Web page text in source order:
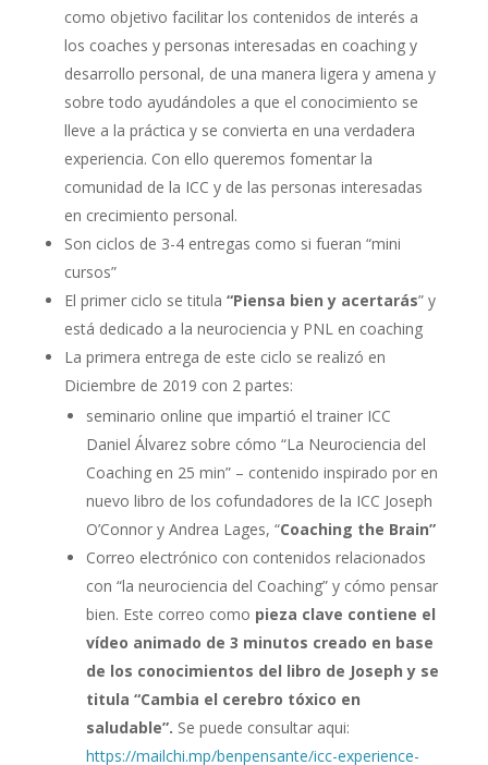
como objetivo facilitar los contenidos de interés a
los coaches y personas interesadas en coaching y
desarrollo personal, de una manera ligera y amena y
sobre todo ayudándoles a que el conocimiento se
lleve a la práctica y se convierta en una verdadera
experiencia. Con ello queremos fomentar la
comunidad de la ICC y de las personas interesadas
en crecimiento personal.
Son ciclos de 3-4 entregas como si fueran “mini
cursos”
El primer ciclo se titula “Piensa bien y acertarás” y
está dedicado a la neurociencia y PNL en coaching
La primera entrega de este ciclo se realizó en
Diciembre de 2019 con 2 partes:
seminario online que impartió el trainer ICC
Daniel Álvarez sobre cómo “La Neurociencia del
Coaching en 25 min” – contenido inspirado por en
nuevo libro de los cofundadores de la ICC Joseph
O’Connor y Andrea Lages, “Coaching the Brain”
Correo electrónico con contenidos relacionados
con “la neurociencia del Coaching” y cómo pensar
bien. Este correo como pieza clave contiene el
vídeo animado de 3 minutos creado en base
de los conocimientos del libro de Joseph y se
titula “Cambia el cerebro tóxico en
saludable”. Se puede consultar aqui:
https://mailchi.mp/benpensante/icc-experience-